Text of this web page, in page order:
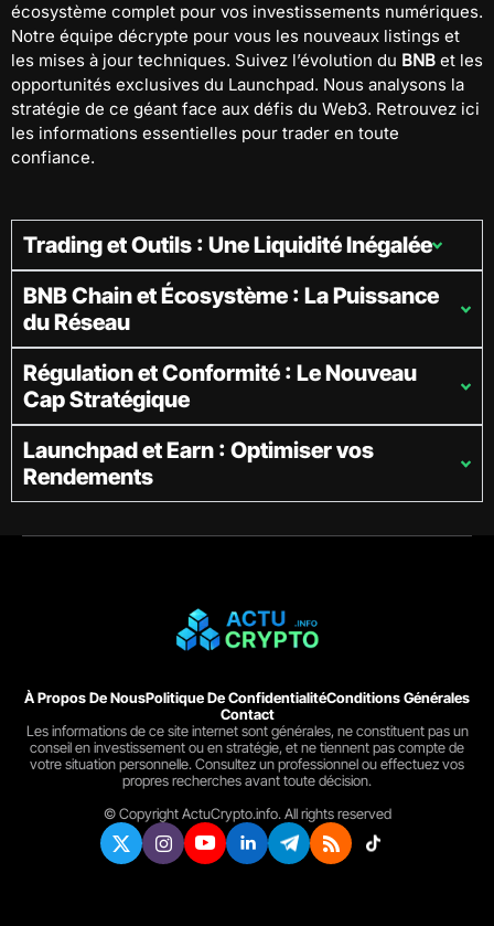
écosystème complet pour vos investissements numériques.
Notre équipe décrypte pour vous les nouveaux listings et
les mises à jour techniques. Suivez l’évolution du BNB et les
opportunités exclusives du Launchpad. Nous analysons la
stratégie de ce géant face aux défis du Web3. Retrouvez ici
les informations essentielles pour trader en toute
confiance.
Trading et Outils : Une Liquidité Inégalée
BNB Chain et Écosystème : La Puissance
du Réseau
Régulation et Conformité : Le Nouveau
Cap Stratégique
Launchpad et Earn : Optimiser vos
Rendements
À Propos De NousPolitique De ConfidentialitéConditions Générales
Contact
Les informations de ce site internet sont générales, ne constituent pas un
conseil en investissement ou en stratégie, et ne tiennent pas compte de
votre situation personnelle. Consultez un professionnel ou effectuez vos
propres recherches avant toute décision.
© Copyright ActuCrypto.info. All rights reserved